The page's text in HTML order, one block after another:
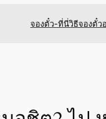
จองตั๋ว-ที่นี่วิธีจองตั๋ว